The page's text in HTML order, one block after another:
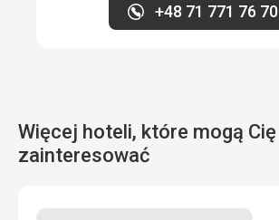
+48 71 771 76 70
Więcej hoteli, które mogą Cię
zainteresować